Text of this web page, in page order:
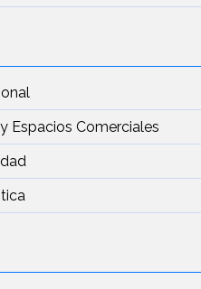
Espacios Comerciales